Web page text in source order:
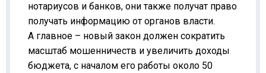
нотариусов и банков, они также получат право
получать информацию от органов власти.
А главное – новый закон должен сократить
масштаб мошенничеств и увеличить доходы
бюджета, с началом его работы около 50